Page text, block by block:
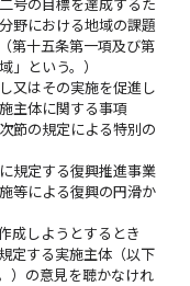
号の目標を達成するた
野における地域の課題
第十五条第一項及び第
」という。）
又はその実施を促進し
主体に関する事項
節の規定による特別の
規定する復興推進事業
等による復興の円滑か
成しようとするとき
定する実施主体（以下
）の意見を聴かなけれ